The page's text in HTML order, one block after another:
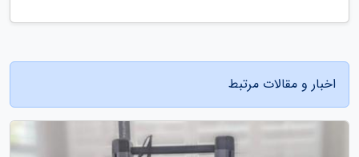
اخبار و مقالات مرتبط